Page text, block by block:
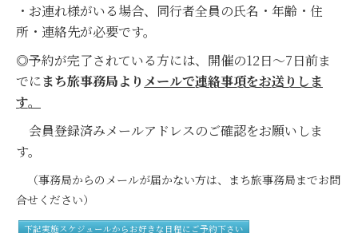
・お連れ様がいる場合、同行者全員の氏名・年齢・住
所・連絡先が必要です。
◎予約が完了されている方には、開催の12日～7日前ま
でにまち旅事務局より メールで連絡事項をお送りしま
す。
会員登録済みメールアドレスのご確認をお願いしま
す。
（事務局からのメールが届かない方は、まち旅事務局までお問
合せください）
下記実施スケジュールからお好きな日程にご予約下さい